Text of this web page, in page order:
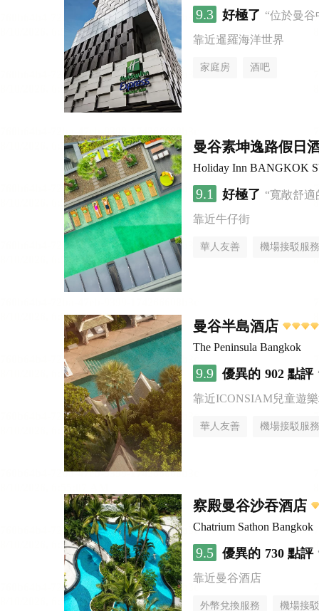
9.3 好極了 “位於曼
靠近暹羅海洋世界
家庭房 酒吧
曼谷素坤逸路假日
Holiday Inn BANGKOK
9.1 好極了 “寬敞舒
靠近牛仔街
華人友善 機場接駁服務
曼谷半島酒店
The Peninsula Bangkok
9.9 優異的 902 點評
靠近ICONSIAM兒童遊
華人友善 機場接駁服務
察殿曼谷沙吞酒店
Chatrium Sathon Bangkok
9.5 優異的 730 點評
靠近曼谷酒店
外幣兌換服務 機場接